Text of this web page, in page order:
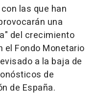
las que han
una
del crecimiento
el Fondo Monetario
a la baja de
de
de España.